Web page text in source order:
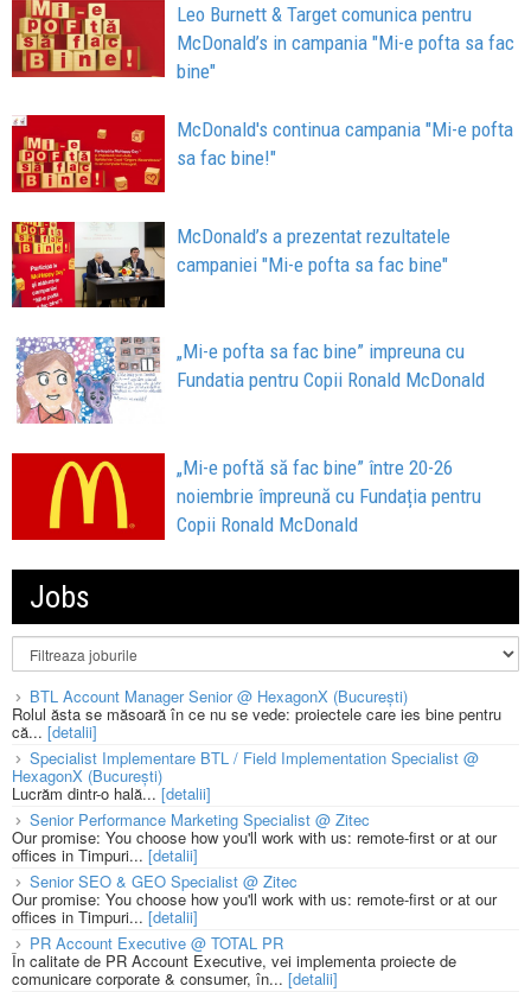
Leo Burnett & Target comunica pentru
McDonald’s in campania "Mi-e pofta sa fac
bine"
McDonald's continua campania "Mi-e pofta
sa fac bine!"
McDonald’s a prezentat rezultatele
campaniei "Mi-e pofta sa fac bine"
„Mi-e pofta sa fac bine” impreuna cu
Fundatia pentru Copii Ronald McDonald
„Mi-e poftă să fac bine” între 20-26
noiembrie împreună cu Fundația pentru
Copii Ronald McDonald
Jobs
BTL Account Manager Senior @ HexagonX (București)
Rolul ăsta se măsoară în ce nu se vede: proiectele care ies bine pentru
că... [detalii]
Specialist Implementare BTL / Field Implementation Specialist @
HexagonX (București)
Lucrăm dintr-o hală...[detalii]
Senior Performance Marketing Specialist @ Zitec
Our promise: You choose how you'll work with us: remote-first or at our
offices in Timpuri... [detalii]
Senior SEO & GEO Specialist @ Zitec
Our promise: You choose how you'll work with us: remote-first or at our
offices in Timpuri... [detalii]
PR Account Executive @ TOTAL PR
În calitate de PR Account Executive, vei implementa proiecte de
comunicare corporate & consumer, în... [detalii]